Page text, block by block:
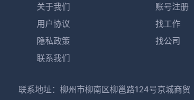
关于我们
用户协议
隐私政策
联系我们
账号注册
找工作
找公司
联系地址：柳州市柳南区柳邕路124号京城商贸